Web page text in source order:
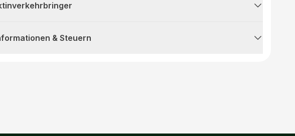
& Steuern